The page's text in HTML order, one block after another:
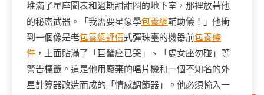
堆滿了星座圖表和過期甜甜圈的地下室，那裡放著他
的秘密武器。「我需要星象學包養網輔助儀！」他衝
到一個像是老包養網評價式彈珠臺的機器前包養條
件 ，上面貼滿了「巨蟹座已哭」、「處女座勿碰」等
警告標籤。這是他用廢棄的唱片機和一個不知名的外
星計算器改造而成的「情感調節器」。他必須輸入一